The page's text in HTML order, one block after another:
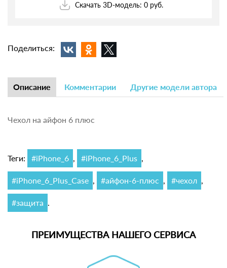
Скачать 3D-модель: 0 руб.
Поделиться:
Описание Комментарии Другие модели автора
Чехол на айфон 6 плюс
Теги: #iPhone_6 , #iPhone_6_Plus ,
#iPhone_6_Plus_Case , #айфон-6-плюс , #чехол ,
#защита .
ПРЕИМУЩЕСТВА НАШЕГО СЕРВИСА